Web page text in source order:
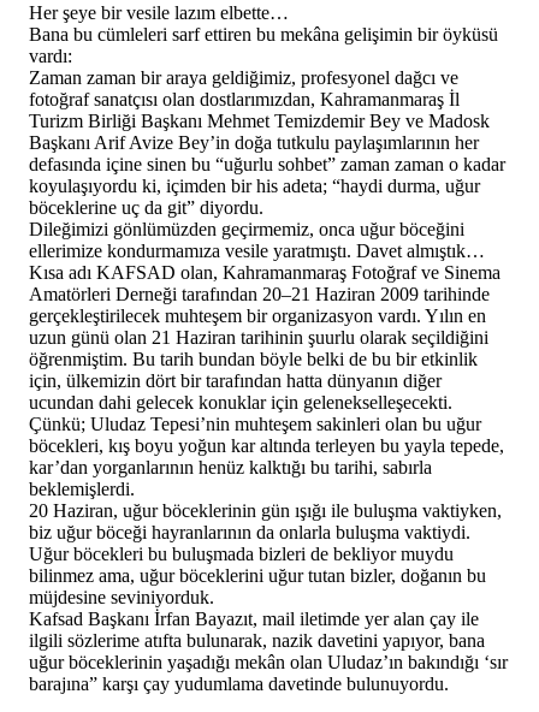
Her şeye bir vesile lazım elbette…
Bana bu cümleleri sarf ettiren bu mekâna gelişimin bir öyküsü
vardı:
Zaman zaman bir araya geldiğimiz, profesyonel dağcı ve
fotoğraf sanatçısı olan dostlarımızdan, Kahramanmaraş İl
Turizm Birliği Başkanı Mehmet Temizdemir Bey ve Madosk
Başkanı Arif Avize Bey’in doğa tutkulu paylaşımlarının her
defasında içine sinen bu “uğurlu sohbet” zaman zaman o kadar
koyulaşıyordu ki, içimden bir his adeta; “haydi durma, uğur
böceklerine uç da git” diyordu.
Dileğimizi gönlümüzden geçirmemiz, onca uğur böceğini
ellerimize kondurmamıza vesile yaratmıştı. Davet almıştık…
Kısa adı KAFSAD olan, Kahramanmaraş Fotoğraf ve Sinema
Amatörleri Derneği tarafından 20–21 Haziran 2009 tarihinde
gerçekleştirilecek muhteşem bir organizasyon vardı. Yılın en
uzun günü olan 21 Haziran tarihinin şuurlu olarak seçildiğini
öğrenmiştim. Bu tarih bundan böyle belki de bu bir etkinlik
için, ülkemizin dört bir tarafından hatta dünyanın diğer
ucundan dahi gelecek konuklar için gelenekselleşecekti.
Çünkü; Uludaz Tepesi’nin muhteşem sakinleri olan bu uğur
böcekleri, kış boyu yoğun kar altında terleyen bu yayla tepede,
kar’dan yorganlarının henüz kalktığı bu tarihi, sabırla
beklemişlerdi.
20 Haziran, uğur böceklerinin gün ışığı ile buluşma vaktiyken,
biz uğur böceği hayranlarının da onlarla buluşma vaktiydi.
Uğur böcekleri bu buluşmada bizleri de bekliyor muydu
bilinmez ama, uğur böceklerini uğur tutan bizler, doğanın bu
müjdesine seviniyorduk.
Kafsad Başkanı İrfan Bayazıt, mail iletimde yer alan çay ile
ilgili sözlerime atıfta bulunarak, nazik davetini yapıyor, bana
uğur böceklerinin yaşadığı mekân olan Uludaz’ın bakındığı ‘sır
barajına” karşı çay yudumlama davetinde bulunuyordu.